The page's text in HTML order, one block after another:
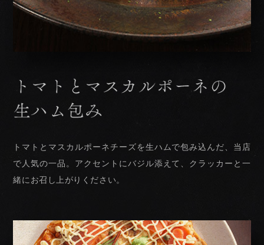
トマトとマスカルポーネチーズを生ハムで包み込んだ、当店
で人気の一品。 アクセントにバジル添えて、 クラッカーと一
緒にお召し上がりください。